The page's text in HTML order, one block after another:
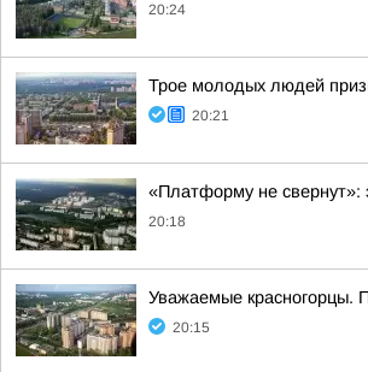
20:24
Трое молодых людей
20:21
«Платформу не свернут»:
20:18
Уважаемые красногорцы.
20:15